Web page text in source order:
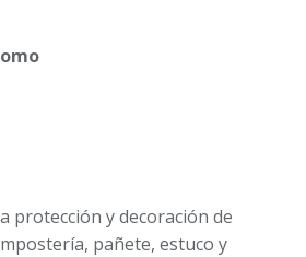
protección y decoración de
pañete, estuco y